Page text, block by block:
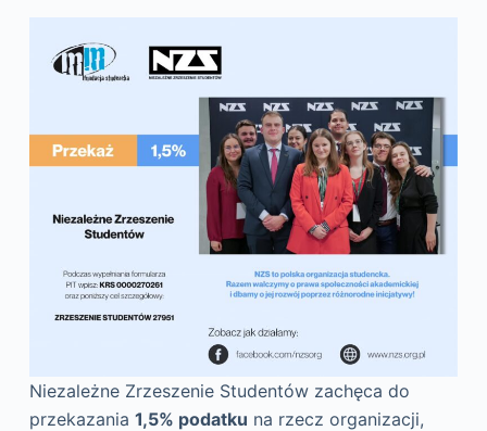
Niezależne Zrzeszenie Studentów zachęca do
przekazania 1,5% podatku na rzecz organizacji,